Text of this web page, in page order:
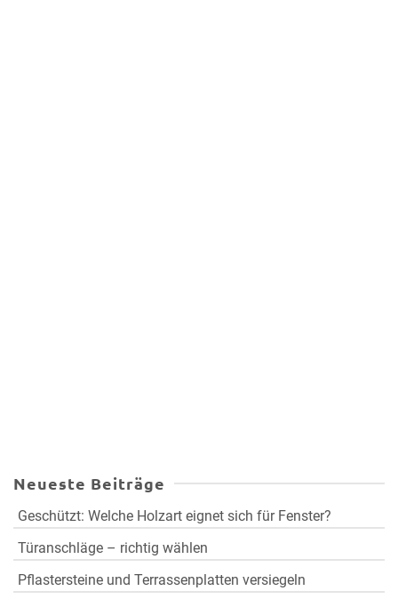
Neueste Beiträge
Geschützt: Welche Holzart eignet sich für Fenster?
Türanschläge – richtig wählen
Pflastersteine und Terrassenplatten versiegeln